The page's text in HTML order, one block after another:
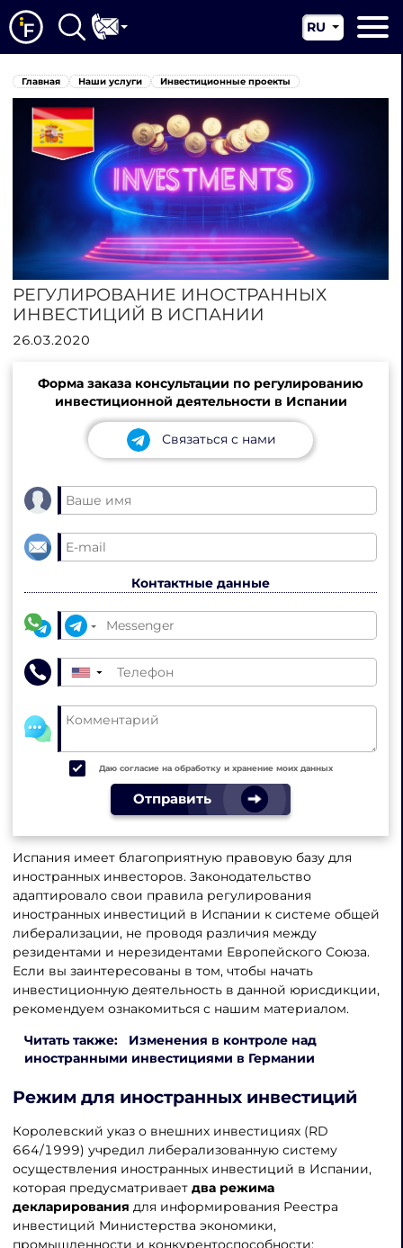
О нас
Наши услуги
Новости
Юрисдикции
Контакты
RU
EN
Главная Наши услуги Инвестиционные проекты
РЕГУЛИРОВАНИЕ ИНОСТРАННЫХ
ИНВЕСТИЦИЙ В ИСПАНИИ
26.03.2020
Форма заказа консультации по регулированию
инвестиционной деятельности в Испании
Связаться с нами
Контактные данные
▼
Даю согласие на обработку и хранение моих данных
Отправить
Испания имеет благоприятную правовую базу для
иностранных инвесторов. Законодательство
адаптировало свои правила регулирования
иностранных инвестиций в Испании к системе общей
либерализации, не проводя различия между
резидентами и нерезидентами Европейского Союза.
Если вы заинтересованы в том, чтобы начать
инвестиционную деятельность в данной юрисдикции,
рекомендуем ознакомиться с нашим материалом.
Читать также: Изменения в контроле над
иностранными инвестициями в Германии
Режим для иностранных инвестиций
Королевский указ о внешних инвестициях (RD
664/1999) учредил либерализованную систему
осуществления иностранных инвестиций в Испании,
которая предусматриваетдва режима
декларирования для информирования Реестра
инвестиций Министерства экономики,
промышленности и конкурентоспособности: